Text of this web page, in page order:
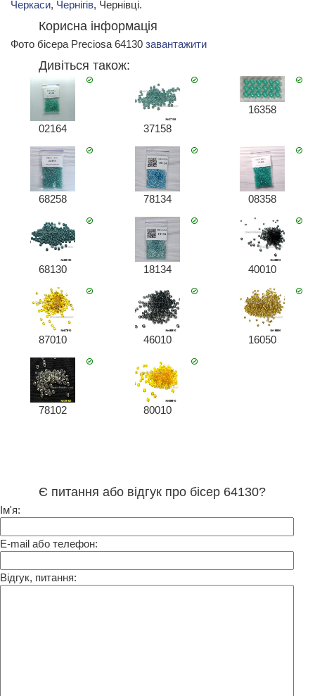
Черкаси, Чернігів, Чернівці.
Корисна інформація
Фото бісера Preciosa 64130 завантажити
Дивіться також:
02164 37158
16358
68258 78134 08358
68130 18134 40010
87010 46010 16050
78102 80010
Є питання або відгук про бісер 64130?
Ім'я:
E-mail або телефон:
Відгук, питання: